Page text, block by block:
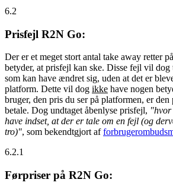
6.2
Prisfejl R2N Go:
Der er et meget stort antal take away retter
betyder, at prisfejl kan ske. Disse fejl vil
som kan have ændret sig, uden at det er
platform. Dette vil dog ikke have nogen
bruger, den pris du ser på platformen, er
betale. Dog undtaget åbenlyse prisfejl, "hvor
have indset, at der er tale om en fejl (og
tro)", som bekendtgjort af
6.2.1
Førpriser på R2N Go: